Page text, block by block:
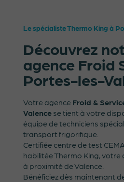
Le spécialiste Thermo King à
Découvrez
agence Froid
Portes-les-
Votre agence Froid &
Valence se tient à votre
équipe de techniciens
transport frigorifique.
Certifiée centre de test
habilitée Thermo King, votre
à proximité de Valence.
Bénéficiez dès maintenant